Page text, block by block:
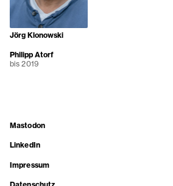
Jörg Klonowski
Philipp Atorf
bis 2019
Mastodon
LinkedIn
Impressum